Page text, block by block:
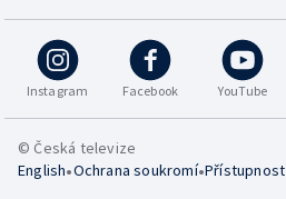
Instagram Facebook YouTube
© Česká televize
English•Ochrana soukromí•Přístupnost